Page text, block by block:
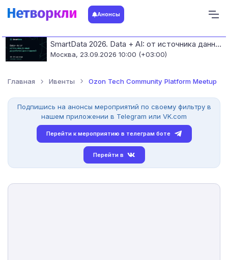
Анонсы
SmartData 2026. Data + AI: от источника данных до работающих моделей
Москва, 23.09.2026 10:00 (+03:00)
Главная Ивенты Ozon Tech Community Platform Meetup
Подпишись на анонсы мероприятий по своему фильтру в
нашем приложении в Telegram или VK.com
Перейти к мероприятию в телеграм боте
Перейти в